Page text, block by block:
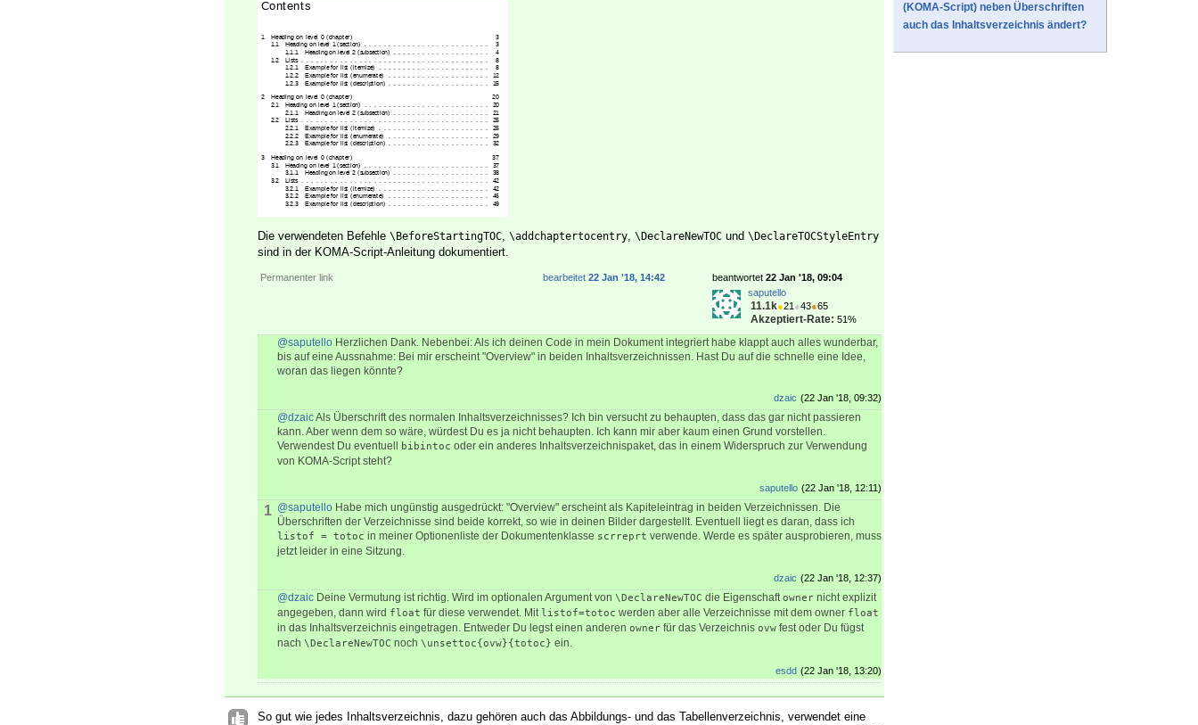
Die verwendeten Befehle \BeforeStartingTOC, \addchaptertocentry, \DeclareNewTOC und \DeclareTOCStyleEntry
sind in der KOMA-Script-Anleitung dokumentiert.
Permanenter link beantwortet 22 Jan '18, 09:04
saputello
11.1k●21 ●43●65
Akzeptiert-Rate: 51%
bearbeitet 22 Jan '18, 14:42
@saputello Herzlichen Dank. Nebenbei: Als ich deinen Code in mein Dokument integriert habe klappt auch alles wunderbar,
bis auf eine Aussnahme: Bei mir erscheint "Overview" in beiden Inhaltsverzeichnissen. Hast Du auf die schnelle eine Idee,
woran das liegen könnte?
(22 Jan '18, 09:32)
dzaic
@dzaicAls Überschrift des normalen Inhaltsverzeichnisses? Ich bin versucht zu behaupten, dass das gar nicht passieren
kann. Aber wenn dem so wäre, würdest Du es ja nicht behaupten. Ich kann mir aber kaum einen Grund vorstellen.
Verwendest Du eventuell
bibintoc oder ein anderes Inhaltsverzeichnispaket, das in einem Widerspruch zur Verwendung
von KOMA-Script steht?
(22 Jan '18, 12:11)
saputello
1 @saputello Habe mich ungünstig ausgedrückt: "Overview" erscheint als Kapiteleintrag in beiden Verzeichnissen. Die
Überschriften der Verzeichnisse sind beide korrekt, so wie in deinen Bilder dargestellt. Eventuell liegt es daran, dass ich
listof = totoc in meiner Optionenliste der Dokumentenklasse scrreprt verwende. Werde es später ausprobieren, muss
jetzt leider in eine Sitzung.
(22 Jan '18, 12:37)
dzaic
@dzaic Deine Vermutung ist richtig. Wird im optionalen Argument von \DeclareNewTOC die Eigenschaftowner nicht explizit
angegeben, dann wird float für diese verwendet. Mit listof=totoc werden aber alle Verzeichnisse mit dem owner float
in das Inhaltsverzeichnis eingetragen. Entweder Du legst einen anderen owner für das Verzeichnis ovw fest oder Du fügst
nach \DeclareNewTOC noch \unsettoc{ovw}{totoc} ein.
(22 Jan '18, 13:20)
esdd
So gut wie jedes Inhaltsverzeichnis, dazu gehören auch das Abbildungs- und das Tabellenverzeichnis, verwendet eine
(KOMA-Script) neben Überschriften
auch das Inhaltsverzeichnis ändert?